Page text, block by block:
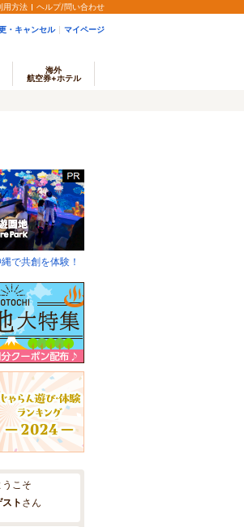
用方法 ヘルプ/問い合わせ
・キャンセル マイページ
海外
航空券+ホテル
で共創を体験！
うこそ
スト さん